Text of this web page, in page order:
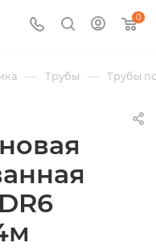
0
— Трубы — Трубы